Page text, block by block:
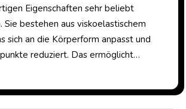
Eigenschaften sehr beliebt
Sie bestehen aus viskoelastischem
sich an die Körperform anpasst und
reduziert. Das ermöglicht…